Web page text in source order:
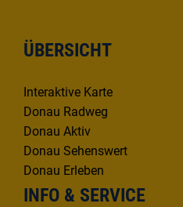
ÜBERSICHT
Interaktive Karte
Donau Radweg
Donau Aktiv
Donau Sehenswert
Donau Erleben
INFO & SERVICE